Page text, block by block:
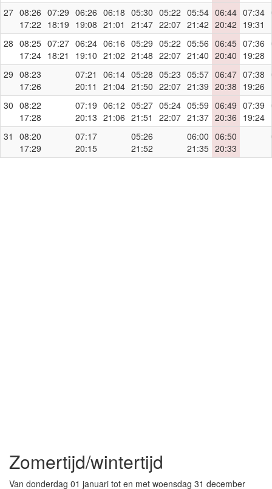
27 08:26
17:22
07:29
18:19
06:26
19:08
06:18
21:01
05:30
21:47
05:22
22:07
05:54
21:42
06:44
20:42
07:34
19:31
28 08:25
17:24
07:27
18:21
06:24
19:10
06:16
21:02
05:29
21:48
05:22
22:07
05:56
21:40
06:45
20:40
07:36
19:28
29 08:23
17:26
07:21
20:11
06:14
21:04
05:28
21:50
05:23
22:07
05:57
21:39
06:47
20:38
07:38
19:26
30 08:22
17:28
07:19
20:13
06:12
21:06
05:27
21:51
05:24
22:07
05:59
21:37
06:49
20:36
07:39
19:24
31
08:20
17:29
07:17
20:15
05:26
21:52
06:00
21:35
06:50
20:33
Zomertijd/wintertijd
Van donderdag 01 januari tot en met woensdag 31 december